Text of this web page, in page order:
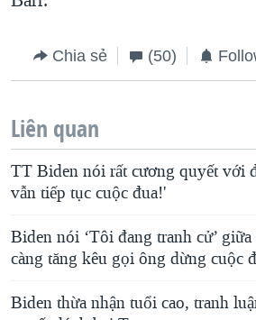
Chia sẻ (50)
Liên quan
TT Biden nói rất cương quyết với
vẫn tiếp tục cuộc đua!'
Biden nói ‘Tôi đang tranh cử’
càng tăng kêu gọi ông dừng cuộc
Biden thừa nhận tuổi cao, tranh